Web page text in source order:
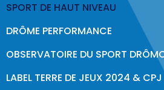
Politique Publique & Haut
Éducation & Citoyenneté
Sport & Santé
SPORT DE HAUT NIVEAU
DRÔME PERFORMANCE
OBSERVATOIRE DU SPORT
LABEL TERRE DE JEUX 2024 & CPJ